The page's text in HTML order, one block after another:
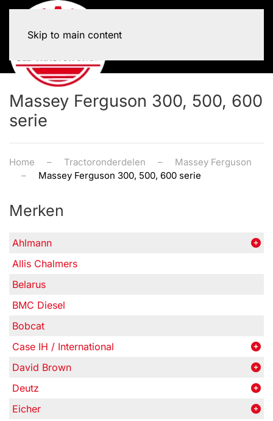
Skip to main content
Massey Ferguson 300, 500, 600
serie
Home Tractoronderdelen
Massey Ferguson
Massey Ferguson 300, 500, 600 serie
Merken
Ahlmann
Allis Chalmers
Belarus
BMC Diesel
Bobcat
Case IH / International
David Brown
Deutz
Eicher